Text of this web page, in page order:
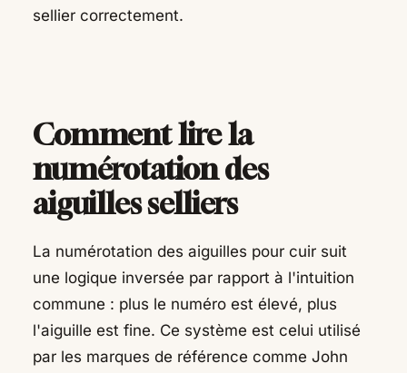
sellier correctement.
Comment lire la
numérotation des
aiguilles selliers
La numérotation des aiguilles pour cuir suit
une logique inversée par rapport à l'intuition
commune : plus le numéro est élevé, plus
l'aiguille est fine. Ce système est celui utilisé
par les marques de référence comme John